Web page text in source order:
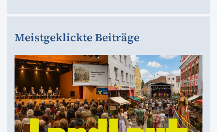
Meistgeklickte Beiträge